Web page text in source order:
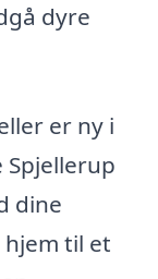
dyre
er ny i
Spjellerup
dine
til et